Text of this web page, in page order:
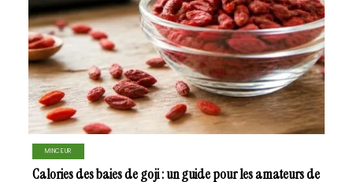
MINCEUR
Calories des baies de goji : un guide pour les amateurs de